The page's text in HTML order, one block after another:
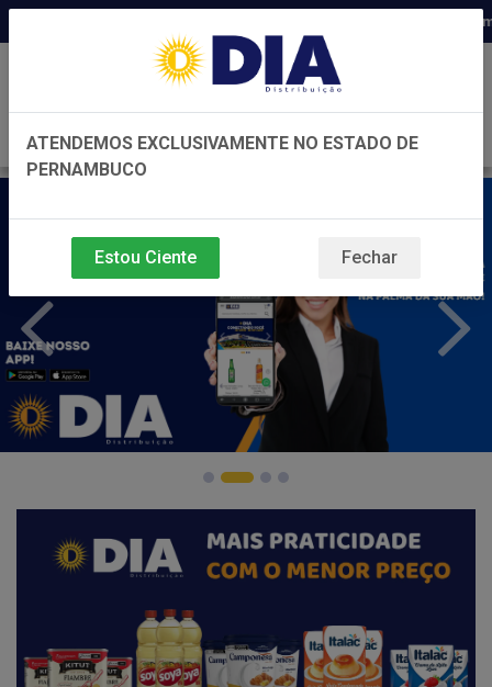
Distribuidora há 22 anos em
ATENDEMOS EXCLUSIVAMENTE NO ESTADO DE
PERNAMBUCO
Estou Ciente Fechar